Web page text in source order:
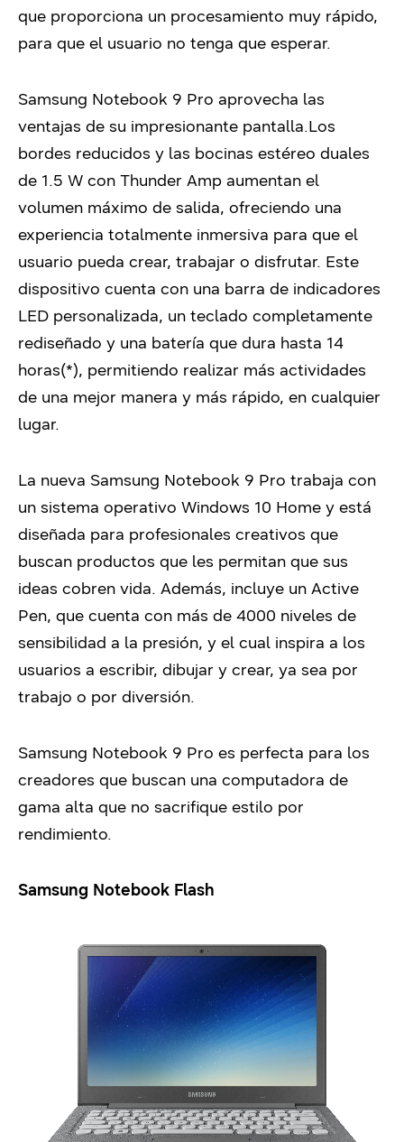
que proporciona un procesamiento muy rápido,
para que el usuario no tenga que esperar.
Samsung Notebook 9 Pro aprovecha las
ventajas de su impresionante pantalla.Los
bordes reducidos y las bocinas estéreo duales
de 1.5 W con Thunder Amp aumentan el
volumen máximo de salida, ofreciendo una
experiencia totalmente inmersiva para que el
usuario pueda crear, trabajar o disfrutar. Este
dispositivo cuenta con una barra de indicadores
LED personalizada, un teclado completamente
rediseñado y una batería que dura hasta 14
horas(*), permitiendo realizar más actividades
de una mejor manera y más rápido, en cualquier
lugar.
La nueva Samsung Notebook 9 Pro trabaja con
un sistema operativo Windows 10 Home y está
diseñada para profesionales creativos que
buscan productos que les permitan que sus
ideas cobren vida. Además, incluye un Active
Pen, que cuenta con más de 4000 niveles de
sensibilidad a la presión, y el cual inspira a los
usuarios a escribir, dibujar y crear, ya sea por
trabajo o por diversión.
Samsung Notebook 9 Pro es perfecta para los
creadores que buscan una computadora de
gama alta que no sacrifique estilo por
rendimiento.
Samsung Notebook Flash